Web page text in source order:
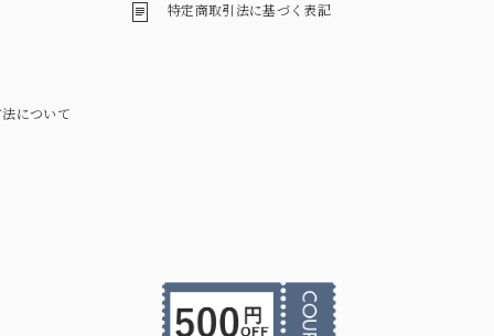
について
特定商取引法に基づく表記